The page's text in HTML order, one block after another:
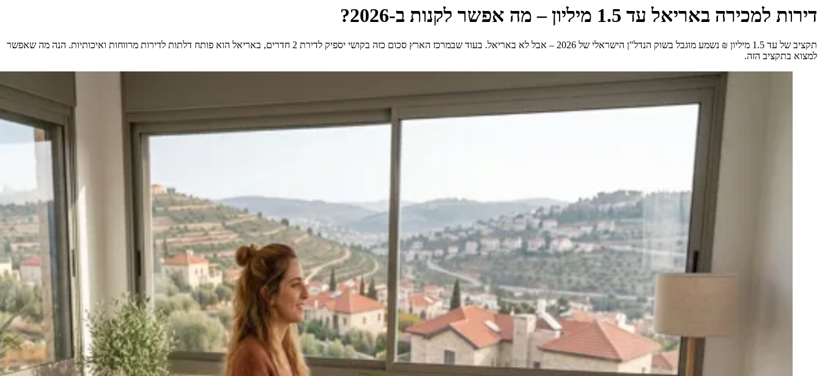
דירות למכירה באריאל עד 1.5 מיליון – מה אפשר לקנות ב-2026?
תקציב של עד 1.5 מיליון ₪ נשמע מוגבל בשוק הנדל"ן הישראלי של 2026 – אבל לא באריאל. בעוד שבמרכז הארץ סכום כזה בקושי יספיק לדירת 2 חדרים, באריאל הוא פותח דלתות לדירות מרווחות ואיכותיות. הנה מה שאפשר
למצוא בתקציב הזה.